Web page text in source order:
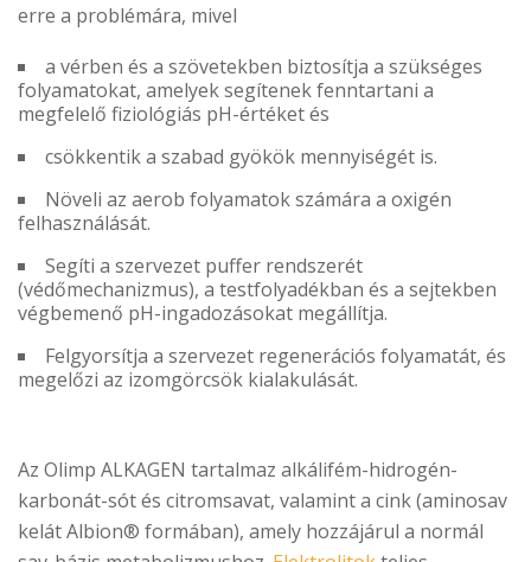
erre a problémára, mivel
a vérben és a szövetekben biztosítja a szükséges
folyamatokat, amelyek segítenek fenntartani a
megfelelő fiziológiás pH-értéket és
csökkentik a szabad gyökök mennyiségét is.
Növeli az aerob folyamatok számára a oxigén
felhasználását.
Segíti a szervezet puffer rendszerét
(védőmechanizmus), a testfolyadékban és a sejtekben
végbemenő pH-ingadozásokat megállítja.
Felgyorsítja a szervezet regenerációs folyamatát, és
megelőzi az izomgörcsök kialakulását.
Az Olimp ALKAGEN tartalmaz alkálifém-hidrogén-
karbonát-sót és citromsavat, valamint a cink (aminosav
kelát Albion® formában), amely hozzájárul a normál